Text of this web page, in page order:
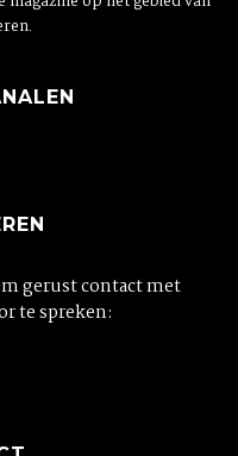
gerust contact met
te spreken: